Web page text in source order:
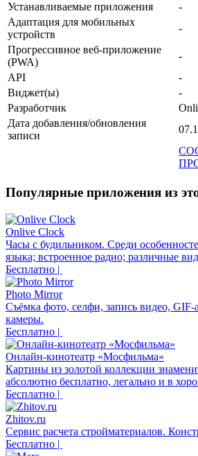
Устанавливаемые приложения
-
Адаптация для мобильных
устройств
-
Прогрессивное веб-приложение
(PWA)
-
API
-
Виджет(ы)
-
Разработчик
Дата добавления/обновления
записи
Популярные приложения из
Onlive Clock
Часы с будильником. Среди
языка; встроенное радио; различные
Бесплатно |
Photo Mirror
Съёмка фото, селфи, запись видео,
камеры.
Бесплатно |
Онлайн-кинотеатр «Мосфильма»
Картины из золотой коллекции
абсолютно бесплатно, легально и в
Бесплатно |
Zhitov.ru
Сервис расчета стройматериалов.
Бесплатно |